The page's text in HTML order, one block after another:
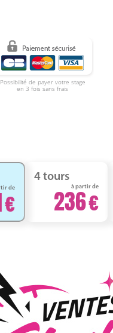
Possibilité de payer votre stage
en 3 fois sans frais
de
4 tours
à partir de
236